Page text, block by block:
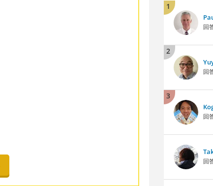
1
回
2
回
3
回
回